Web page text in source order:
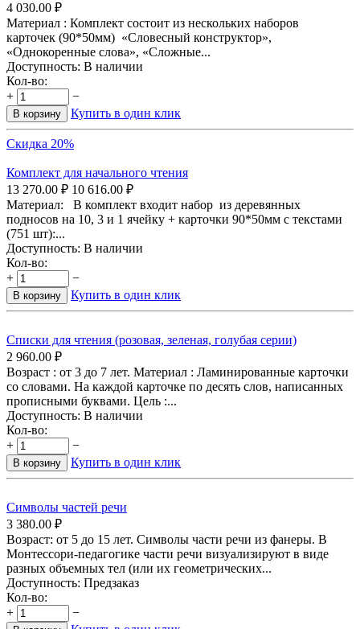
4 030.00 ₽
Материал : Комплект состоит из нескольких наборов
карточек (90*50мм) «Словесный конструктор»,
«Однокоренные слова», «Сложные...
Доступность: В наличии
Кол-во:
+
−
В корзину Купить в один клик
Скидка 20%
Комплект для начального чтения
13 270.00 ₽ 10 616.00 ₽
Материал: В комплект входит набор из деревянных
подносов на 10, 3 и 1 ячейку + карточки 90*50мм с текстами
(751 шт):...
Доступность: В наличии
Кол-во:
+
−
В корзину Купить в один клик
Списки для чтения (розовая, зеленая, голубая серии)
2 960.00 ₽
Возраст : от 3 до 7 лет. Материал : Ламинированные карточки
со словами. На каждой карточке по десять слов, написанных
прописными буквами. Цель :...
Доступность: В наличии
Кол-во:
+
−
В корзину Купить в один клик
Символы частей речи
3 380.00 ₽
Возраст: от 5 до 15 лет. Символы части речи из фанеры. В
Монтессори-педагогике части речи визуализируют в виде
разных объемных тел (или их геометрических...
Доступность: Предзаказ
Кол-во:
+
−